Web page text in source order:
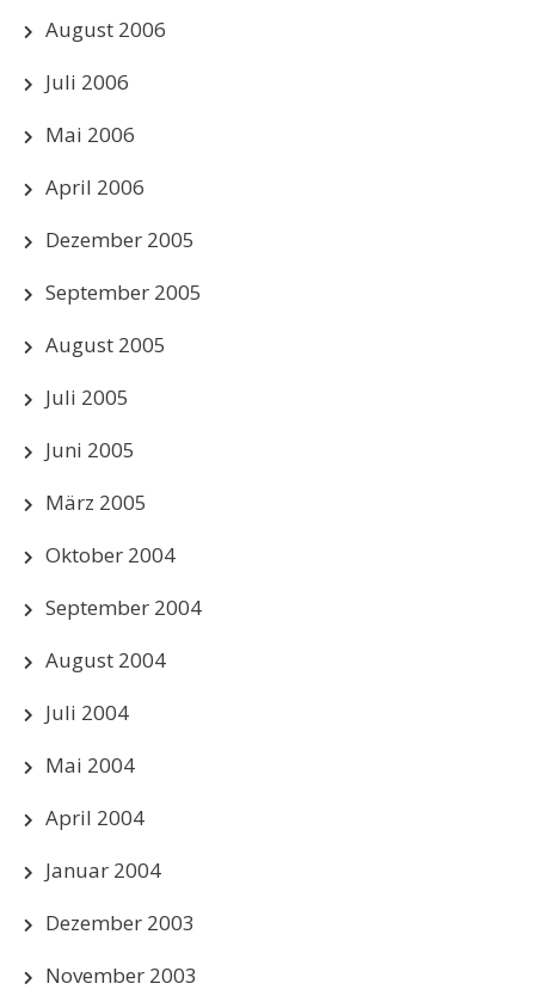
August 2006
Juli 2006
Mai 2006
April 2006
Dezember 2005
September 2005
August 2005
Juli 2005
Juni 2005
März 2005
Oktober 2004
September 2004
August 2004
Juli 2004
Mai 2004
April 2004
Januar 2004
Dezember 2003
November 2003